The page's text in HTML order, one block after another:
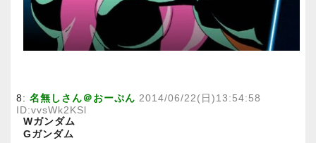
8: 名無しさん＠おーぷん 2014/06/22(日)13:54:58
ID:vvsWk2KSl
Wガンダム
Gガンダム